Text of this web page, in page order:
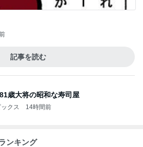
記事を読む
歳大将の昭和な寿司屋
クス 14時間前
ンキング